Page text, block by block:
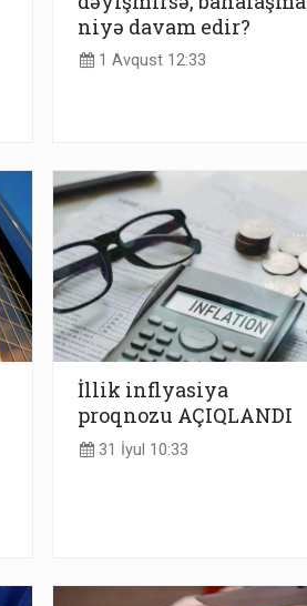
niyə davam edir?
1 Avqust 12:33
İllik inflyasiya
proqnozu AÇIQLANDI
31 İyul 10:33